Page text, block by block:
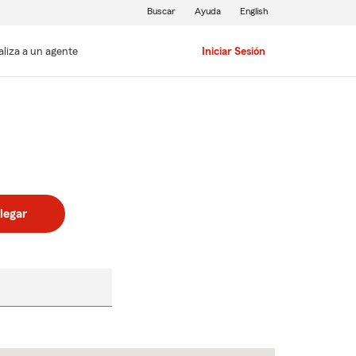
a un agente Iniciar Sesión
Buscar Ayuda English